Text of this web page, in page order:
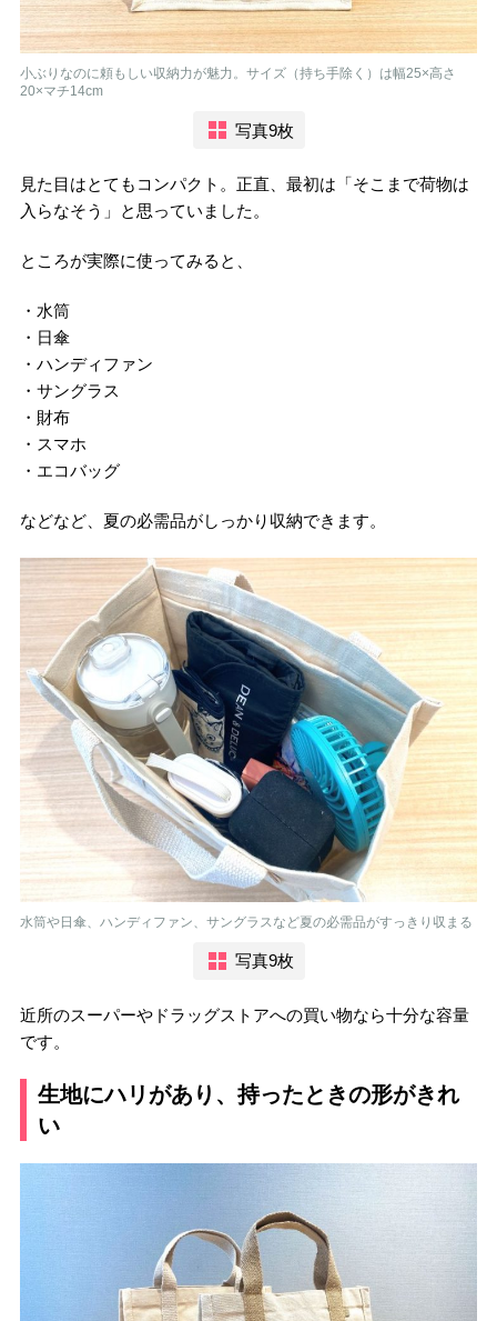
小ぶりなのに頼もしい収納力が魅力。サイズ（持ち手除く）は幅25×高さ
20×マチ14cm
写真9枚
見た目はとてもコンパクト。正直、最初は「そこまで荷物は
入らなそう」と思っていました。
ところが実際に使ってみると、
・水筒
・日傘
・ハンディファン
・サングラス
・財布
・スマホ
・エコバッグ
などなど、夏の必需品がしっかり収納できます。
水筒や日傘、ハンディファン、サングラスなど夏の必需品がすっきり収まる
写真9枚
近所のスーパーやドラッグストアへの買い物なら十分な容量
です。
生地にハリがあり、持ったときの形がきれ
い